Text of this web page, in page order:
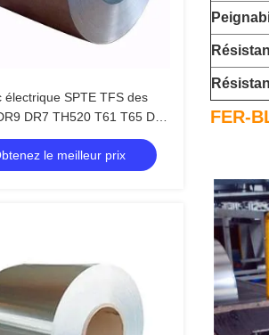
électrique SPTE TFS des
DR7 TH520 T61 T65 DR-
de catégorie principale
le meilleur prix
FER-